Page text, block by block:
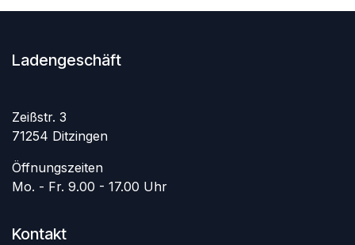
Ladengeschäft
Zeißstr. 3
71254 Ditzingen
Öffnungszeiten
Mo. - Fr. 9.00 - 17.00 Uhr
Kontakt